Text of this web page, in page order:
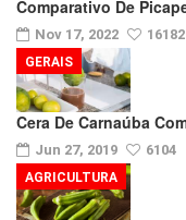
Comparativo De
Nov 17, 2022 16182
Cera De Carnaúba
Jun 27, 2019 6104
GERAIS
AGRICULTURA